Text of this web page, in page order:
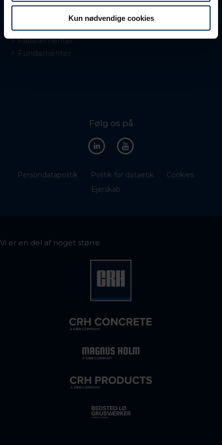
Kun nødvendige cookies
Trapper
Kælderelementer
Falselementer
Fundamenter
Følg os på
Persondatapolitik Politik for dataetik
Cookies
Ejerskab
Vi er en del af noget større